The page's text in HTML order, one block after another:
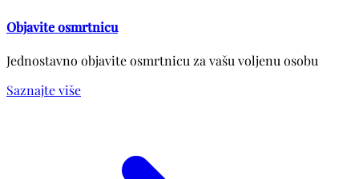
Objavite osmrtnicu
Jednostavno objavite osmrtnicu za vašu voljenu osobu
Saznajte više